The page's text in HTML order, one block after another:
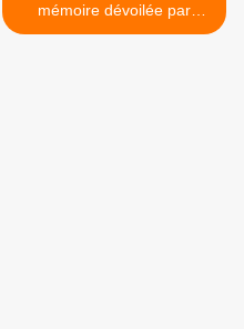
mémoire dévoilée par
Famous Art au CAMPO